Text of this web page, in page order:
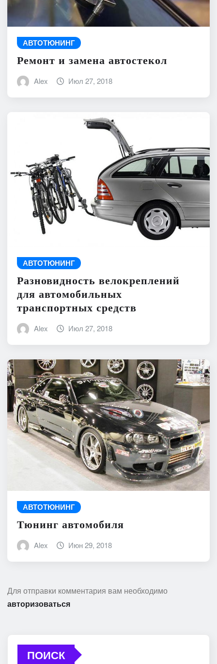
АВТОТЮНИНГ
Ремонт и замена автостекол
Alex Июл 27, 2018
АВТОТЮНИНГ
Разновидность велокреплений
для автомобильных
транспортных средств
Alex Июл 27, 2018
АВТОТЮНИНГ
Тюнинг автомобиля
Alex Июн 29, 2018
Для отправки комментария вам необходимо
авторизоваться
ПОИСК